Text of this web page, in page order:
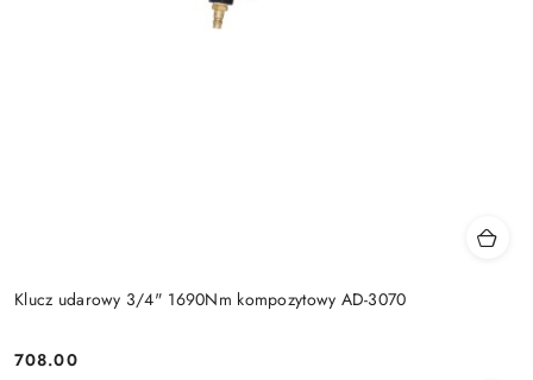
Klucz udarowy 3/4" 1690Nm kompozytowy AD-3070
Cena:
708.00